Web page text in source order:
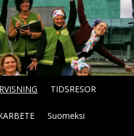
TIDSRESOR
Suomeksi